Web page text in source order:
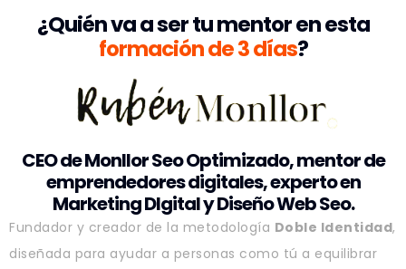
¿Quién va a ser tu mentor en esta
formación de 3 días?
CEO de Monllor Seo Optimizado, mentor de
emprendedores digitales, experto en
Marketing DIgital y Diseño Web Seo.
Fundador y creador de la metodología Doble Identidad,
diseñada para ayudar a personas como tú a equilibrar